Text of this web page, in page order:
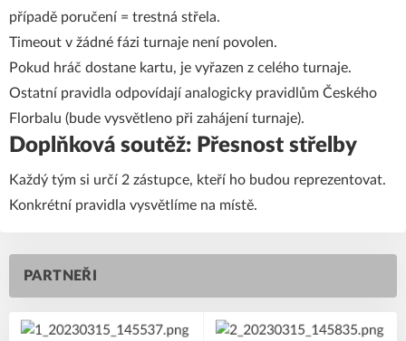
případě poručení = trestná střela.
Timeout v žádné fázi turnaje není povolen.
Pokud hráč dostane kartu, je vyřazen z celého turnaje.
Ostatní pravidla odpovídají analogicky pravidlům Českého
Florbalu (bude vysvětleno při zahájení turnaje).
Doplňková soutěž: Přesnost střelby
Každý tým si určí 2 zástupce, kteří ho budou reprezentovat.
Konkrétní pravidla vysvětlíme na místě.
PARTNEŘI